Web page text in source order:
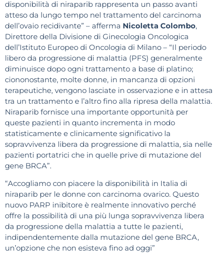
disponibilità di niraparib rappresenta un passo avanti
atteso da lungo tempo nel trattamento del carcinoma
dell’ovaio recidivante” – afferma Nicoletta Colombo,
Direttore della Divisione di Ginecologia Oncologica
dell’Istituto Europeo di Oncologia di Milano – “Il periodo
libero da progressione di malattia (PFS) generalmente
diminuisce dopo ogni trattamento a base di platino;
ciononostante, molte donne, in mancanza di opzioni
terapeutiche, vengono lasciate in osservazione e in attesa
tra un trattamento e l’altro fino alla ripresa della malattia.
Niraparib fornisce una importante opportunità per
queste pazienti in quanto incrementa in modo
statisticamente e clinicamente significativo la
sopravvivenza libera da progressione di malattia, sia nelle
pazienti portatrici che in quelle prive di mutazione del
gene BRCA”.
“Accogliamo con piacere la disponibilità in Italia di
niraparib per le donne con carcinoma ovarico. Questo
nuovo PARP inibitore è realmente innovativo perché
offre la possibilità di una più lunga sopravvivenza libera
da progressione della malattia a tutte le pazienti,
indipendentemente dalla mutazione del gene BRCA,
un’opzione che non esisteva fino ad oggi”